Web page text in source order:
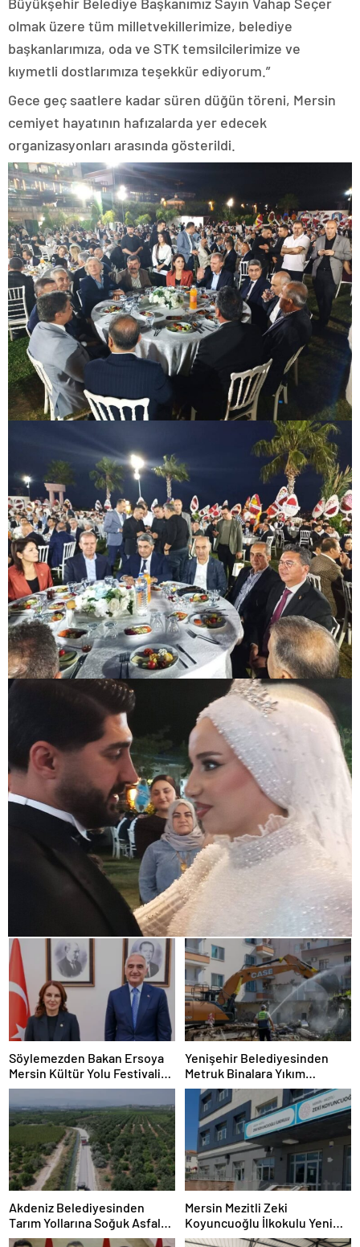
olmak üzere tüm milletvekillerimize, belediye
başkanlarımıza, oda ve STK temsilcilerimize ve
kıymetli dostlarımıza teşekkür ediyorum.”
Gece geç saatlere kadar süren düğün töreni, Mersin
cemiyet hayatının hafızalarda yer edecek
organizasyonları arasında gösterildi.
Söylemezden Bakan Ersoya
Mersin Kültür Yolu Festivali
Önerisi
Yenişehir Belediyesinden
Metruk Binalara Yıkım
Operasyonu
Akdeniz Belediyesinden
Tarım Yollarına Soğuk Asfalt
Hamlesi
Mersin Mezitli Zeki
Koyuncuoğlu İlkokulu Yeni
Binasına Kavuşuyor